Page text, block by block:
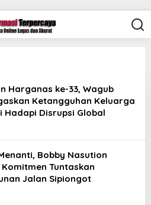
Harganas ke-33, Wagub
Ketangguhan Keluarga
Hadapi Disrupsi Global
Bobby Nasution
Tuntaskan
Jalan Sipiongot